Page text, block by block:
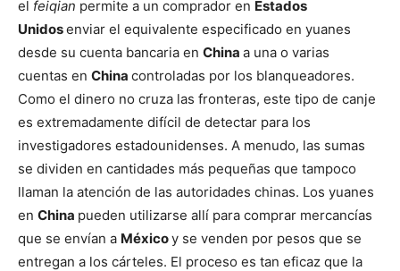
el feiqian permite a un comprador en Estados
Unidosenviar el equivalente especificado en yuanes
desde su cuenta bancaria en China a una o varias
cuentas en China controladas por los blanqueadores.
Como el dinero no cruza las fronteras, este tipo de canje
es extremadamente difícil de detectar para los
investigadores estadounidenses. A menudo, las sumas
se dividen en cantidades más pequeñas que tampoco
llaman la atención de las autoridades chinas. Los yuanes
en China pueden utilizarse allí para comprar mercancías
que se envían a Méxicoy se venden por pesos que se
entregan a los cárteles. El proceso es tan eficaz que la